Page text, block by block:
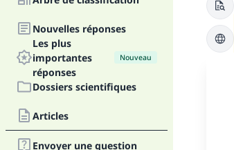
Nouvelles réponses
Les plus
importantes
réponses
Nouveau
Dossiers scientifiques
Articles
Envoyer une question